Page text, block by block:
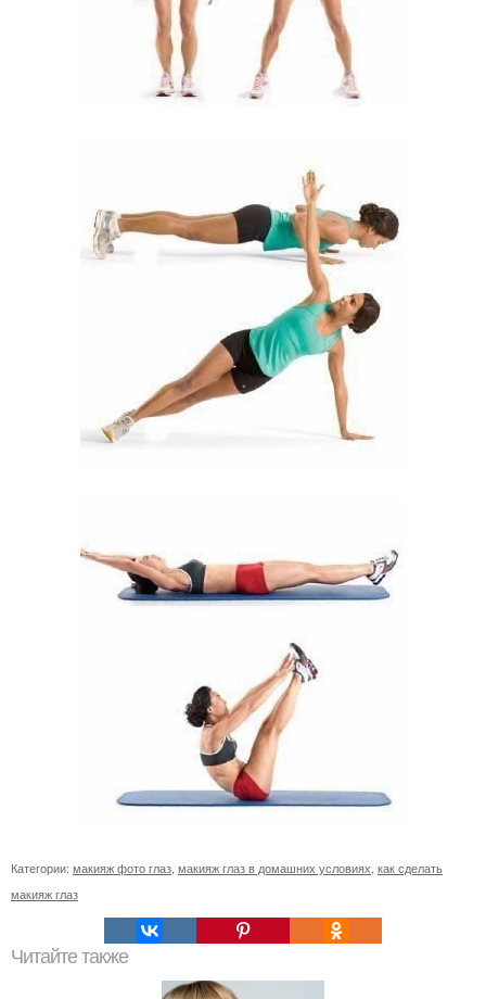
Категории: макияж фото глаз макияж глаз в домашних условиях как сделать
макияж глаз
Читайте также